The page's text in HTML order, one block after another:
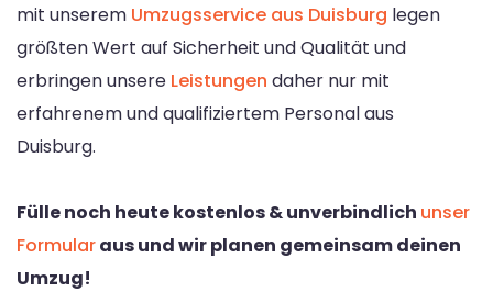
mit unserem Umzugsservice aus Duisburg legen
größten Wert auf Sicherheit und Qualität und
erbringen unsere Leistungen daher nur mit
erfahrenem und qualifiziertem Personal aus
Duisburg.
Fülle noch heute kostenlos & unverbindlich unser
Formularaus und wir planen gemeinsam deinen
Umzug!